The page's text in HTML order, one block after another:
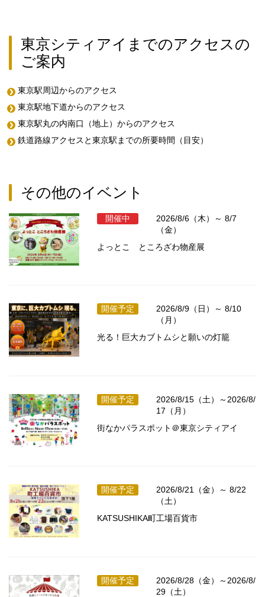
東京シティアイまでのアクセスの
ご案内
東京駅周辺からのアクセス
東京駅地下道からのアクセス
東京駅丸の内南口（地上）からのアクセス
鉄道路線アクセスと東京駅までの所要時間（目安）
その他のイベント
開催中
2026/8/6（木）～ 8/7
（金）
よっとこ ところざわ物産展
開催予定
2026/8/9（日）～ 8/10
（月）
光る！巨大カブトムシと願いの灯籠
開催予定
2026/8/15（土）～2026/8/
17（月）
街なかパラスポット＠東京シティアイ
開催予定
2026/8/21（金）～ 8/22
（土）
KATSUSHIKA町工場百貨市
開催予定
2026/8/28（金）～2026/8/
29（土）